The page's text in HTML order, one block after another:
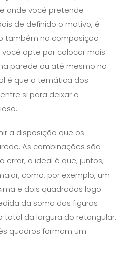
onde você pretende
de definido o motivo, é
também na composição
opte por colocar mais
parede ou até mesmo no
é que a temática dos
si para deixar o
a disposição que os
As combinações são
errar, o ideal é que, juntos,
como, por exemplo, um
e dois quadrados logo
da soma das figuras
total da largura do retangular.
quadros formam um